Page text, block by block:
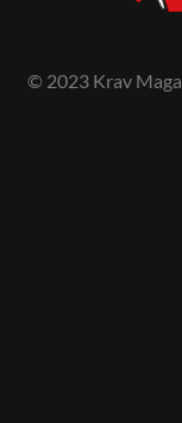
© 2023 Krav